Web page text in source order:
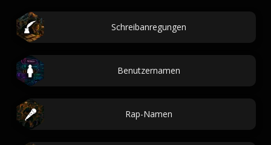
Schreibanregungen
Benutzernamen
Rap-Namen